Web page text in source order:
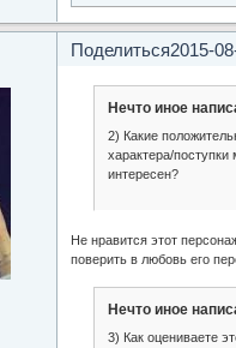
Поделиться2015-
Нечто иное
2) Какие
характера/
интересен?
Не нравится этот
поверить в любовь его
Нечто иное
3) Как оцениваете